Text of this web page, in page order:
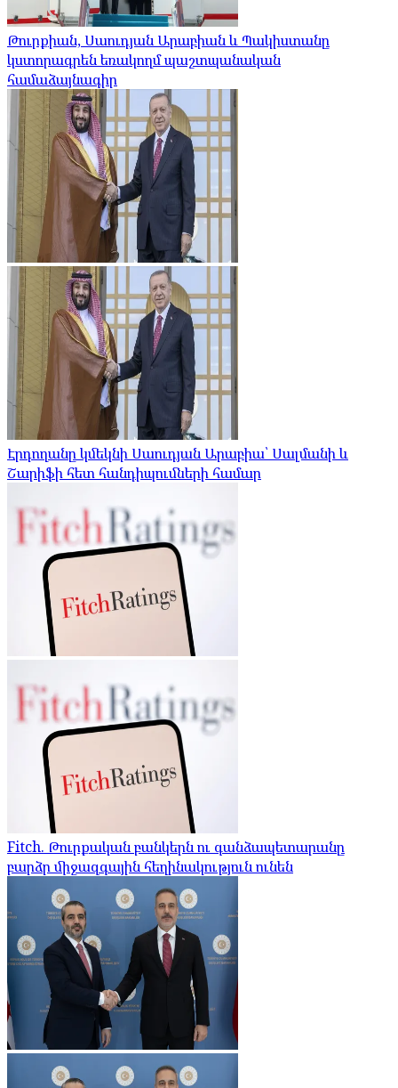
Թուրքիան, Սաուդյան Արաբիան և Պակիստանը
կստորագրեն եռակողմ պաշտպանական
համաձայնագիր
Էրդողանը կմեկնի Սաուդյան Արաբիա՝ Սալմանի և
Շարիֆի հետ հանդիպումների համար
Fitch. Թուրքական բանկերն ու գանձապետարանը
բարձր միջազգային հեղինակություն ունեն